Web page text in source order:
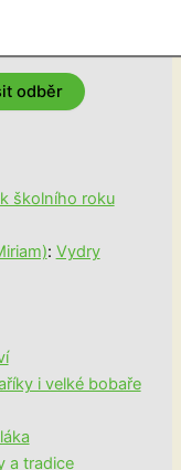
školního roku
: Vydry
i velké bobaře
a tradice